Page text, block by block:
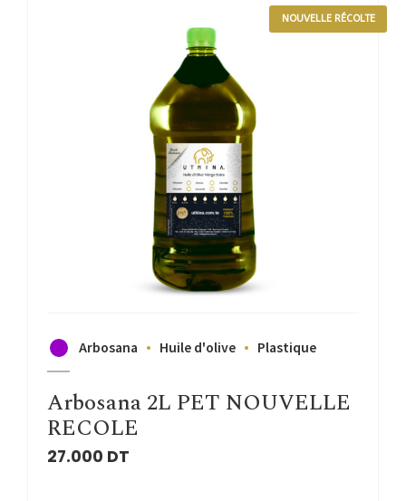
NOUVELLE RÉCOLTE
Arbosana Huile d'olive Plastique
Arbosana 2L PET NOUVELLE
RECOLE
27.000 DT